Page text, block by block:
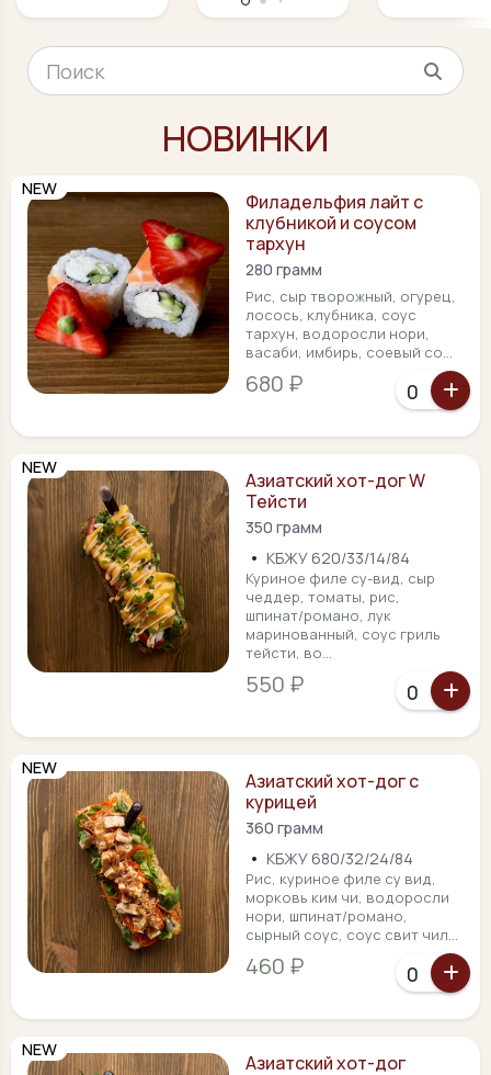
НОВИНКИ
NEW
Филадельфия лайт с
клубникой и соусом
тархун
280 грамм
Рис, сыр творожный, огурец,
лосось, клубника, соус
тархун, водоросли нори,
васаби, имбирь, соевый со...
680 ₽
NEW
Азиатский хот-дог W
Тейсти
350 грамм
• КБЖУ 620/33/14/84
Куриное филе су-вид, сыр
чеддер, томаты, рис,
шпинат/романо, лук
маринованный, соус гриль
тейсти, во...
550 ₽
NEW
Азиатский хот-дог с
курицей
360 грамм
• КБЖУ 680/32/24/84
Рис, куриное филе су вид,
морковь ким чи, водоросли
нори, шпинат/романо,
сырный соус, соус свит чил...
460 ₽
NEW
Азиатский хот-дог